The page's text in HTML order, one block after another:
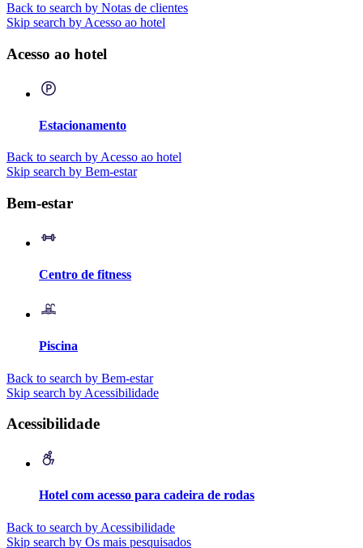
Back to search by Notas de clientes
Skip search by Acesso ao hotel
Acesso ao hotel
Estacionamento
Back to search by Acesso ao hotel
Skip search by Bem-estar
Bem-estar
Centro de fitness
Piscina
Back to search by Bem-estar
Skip search by Acessibilidade
Acessibilidade
Hotel com acesso para cadeira de rodas
Back to search by Acessibilidade
Skip search by Os mais pesquisados